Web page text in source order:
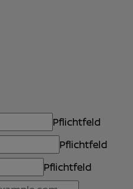
Pflichtfeld
Pflichtfeld
Pflichtfeld